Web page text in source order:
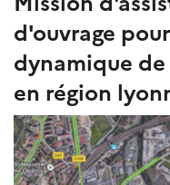
d'ouvrage
dynamique
en région